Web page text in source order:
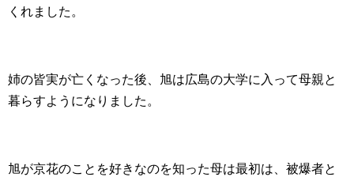
くれました。
姉の皆実が亡くなった後、旭は広島の大学に入って母親と
暮らすようになりました。
旭が京花のことを好きなのを知った母は最初は、被爆者と